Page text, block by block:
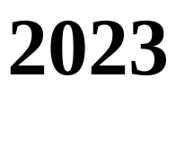
2023